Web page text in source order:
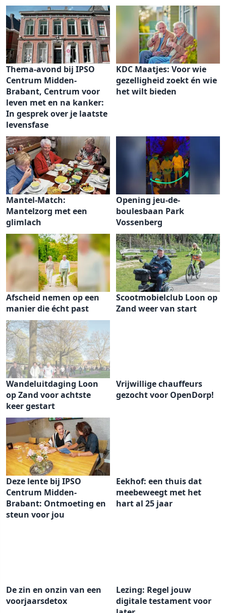
Thema-avond bij IPSO
Centrum Midden-
Brabant, Centrum voor
leven met en na kanker:
In gesprek over je laatste
levensfase
KDC Maatjes: Voor wie
gezelligheid zoekt én wie
het wilt bieden
Mantel-Match:
Mantelzorg met een
glimlach
Opening jeu-de-
boulesbaan Park
Vossenberg
Afscheid nemen op een
manier die écht past
Scootmobielclub Loon op
Zand weer van start
Wandeluitdaging Loon
op Zand voor achtste
keer gestart
Vrijwillige chauffeurs
gezocht voor OpenDorp!
Deze lente bij IPSO
Centrum Midden-
Brabant: Ontmoeting en
steun voor jou
Eekhof: een thuis dat
meebeweegt met het
hart al 25 jaar
De zin en onzin van een
voorjaarsdetox
Lezing: Regel jouw
digitale testament voor